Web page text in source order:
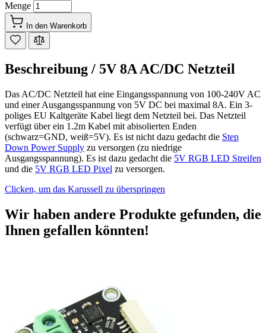
Menge
In den Warenkorb
Beschreibung / 5V 8A AC/DC Netzteil
Das AC/DC Netzteil hat eine Eingangsspannung von 100-240V AC
und einer Ausgangsspannung von 5V DC bei maximal 8A. Ein 3-
poliges EU Kaltgeräte Kabel liegt dem Netzteil bei. Das Netzteil
verfügt über ein 1.2m Kabel mit abisolierten Enden
(schwarz=GND, weiß=5V). Es ist nicht dazu gedacht die Step
Down Power Supply zu versorgen (zu niedrige
Ausgangsspannung). Es ist dazu gedacht die 5V RGB LED Streifen
und die 5V RGB LED Pixel zu versorgen.
Clicken, um das Karussell zu überspringen
Wir haben andere Produkte gefunden, die
Ihnen gefallen könnten!